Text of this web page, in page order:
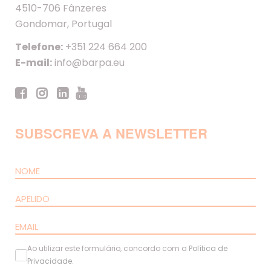
4510-706 Fânzeres
Gondomar, Portugal
Telefone: +351 224 664 200
E-mail:info@barpa.eu
SUBSCREVA A NEWSLETTER
Ao utilizar este formulário, concordo com a Política de
Privacidade.